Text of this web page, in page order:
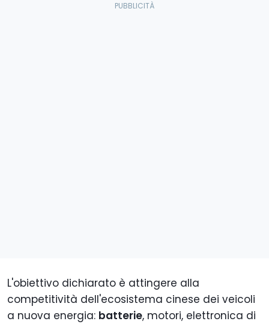
L'obiettivo dichiarato è attingere alla
competitività dell'ecosistema cinese dei veicoli
a nuova energia: batterie, motori, elettronica di